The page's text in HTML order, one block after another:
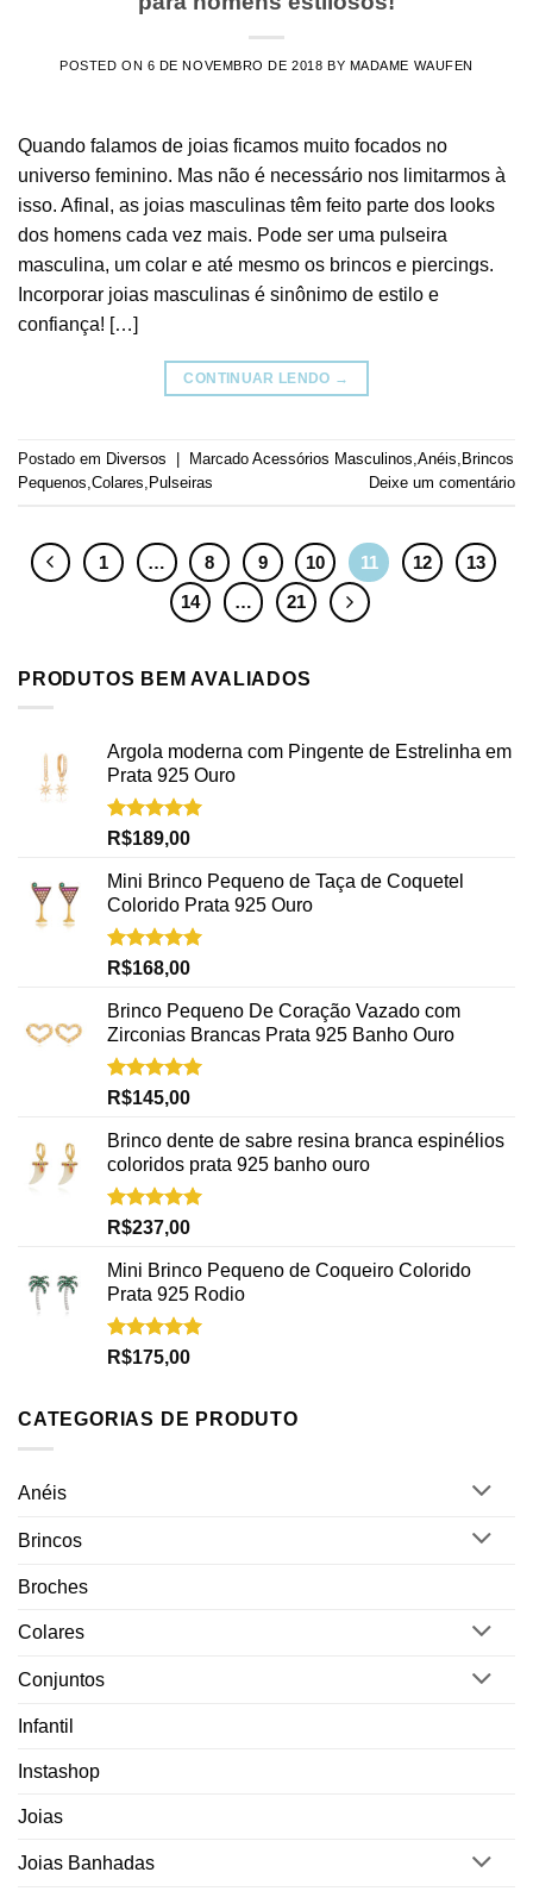
POSTED ON 6 DE NOVEMBRO DE 2018 BY MADAME WAUFEN
Quando falamos de joias ficamos muito focados no
universo feminino. Mas não é necessário nos limitarmos à
isso. Afinal, as joias masculinas têm feito parte dos looks
dos homens cada vez mais. Pode ser uma pulseira
masculina, um colar e até mesmo os brincos e piercings.
Incorporar joias masculinas é sinônimo de estilo e
confiança! […]
CONTINUAR LENDO →
Postado em Diversos Marcado Acessórios Masculinos Anéis Brincos
Pequenos Colares Pulseiras Deixe um comentário
1 … 8 9 10 11 12
13
14
… 21
PRODUTOS BEM AVALIADOS
Argola moderna com Pingente de Estrelinha em
Prata 925 Ouro
Avaliação
R$189,00
Mini Brinco Pequeno de Taça de Coquetel
Colorido Prata 925 Ouro
Avaliação
R$168,00
Brinco Pequeno De Coração Vazado com
Zirconias Brancas Prata 925 Banho Ouro
Avaliação
R$145,00
Brinco dente de sabre resina branca espinélios
coloridos prata 925 banho ouro
Avaliação
R$237,00
Mini Brinco Pequeno de Coqueiro Colorido
Prata 925 Rodio
Avaliação
R$175,00
CATEGORIAS DE PRODUTO
Anéis
Brincos
Broches
Colares
Conjuntos
Infantil
Instashop
Joias
Joias Banhadas